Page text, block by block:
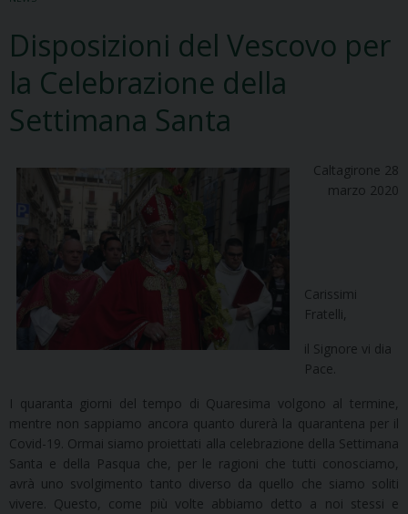
Disposizioni del Vescovo per
la Celebrazione della
Settimana Santa
Caltagirone 28
marzo 2020
Carissimi
Fratelli,
il Signore vi dia
Pace.
I quaranta giorni del tempo di Quaresima volgono al termine,
mentre non sappiamo ancora quanto durerà la quarantena per il
Covid-19. Ormai siamo proiettati alla celebrazione della Settimana
Santa e della Pasqua che, per le ragioni che tutti conosciamo,
avrà uno svolgimento tanto diverso da quello che siamo soliti
vivere. Questo, come più volte abbiamo detto a noi stessi e